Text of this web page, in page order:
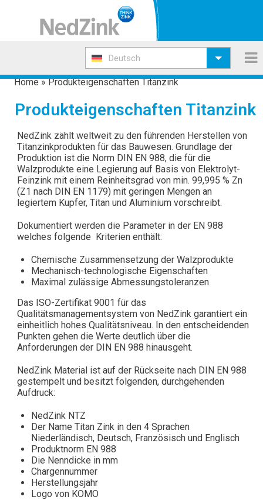
Deutsch
Home»Produkteigenschaften Titanzink
Produkteigenschaften Titanzink
NedZink zählt weltweit zu den führenden Herstellen von
Titanzinkprodukten für das Bauwesen. Grundlage der
Produktion ist die Norm DIN EN 988, die für die
Walzprodukte eine Legierung auf Basis von Elektrolyt-
Feinzink mit einem Reinheitsgrad von min. 99,995 % Zn
(Z1 nach DIN EN 1179) mit geringen Mengen an
legiertem Kupfer, Titan und Aluminium vorschreibt.
Dokumentiert werden die Parameter in der EN 988
welches folgende Kriterien enthält:
Chemische Zusammensetzung der Walzprodukte
Mechanisch-technologische Eigenschaften
Maximal zulässige Abmessungstoleranzen
Das ISO-Zertifikat 9001 für das
Qualitätsmanagementsystem von NedZink garantiert ein
einheitlich hohes Qualitätsniveau. In den entscheidenden
Punkten gehen die Werte deutlich über die
Anforderungen der DIN EN 988 hinausgeht.
NedZink Material ist auf der Rückseite nach DIN EN 988
gestempelt und besitzt folgenden, durchgehenden
Aufdruck:
NedZink NTZ
Der Name Titan Zink in den 4 Sprachen
Niederländisch, Deutsch, Französisch und Englisch
Produktnorm EN 988
Die Nenndicke in mm
Chargennummer
Herstellungsjahr
Logo von KOMO